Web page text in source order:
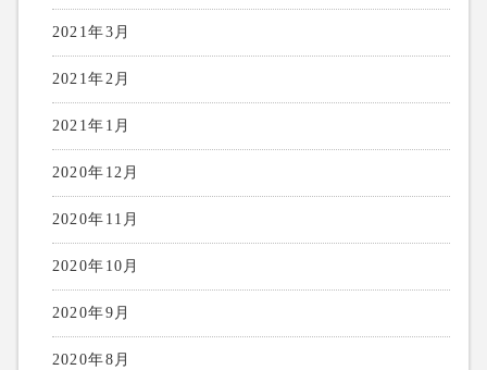
2021年3月
2021年2月
2021年1月
2020年12月
2020年11月
2020年10月
2020年9月
2020年8月